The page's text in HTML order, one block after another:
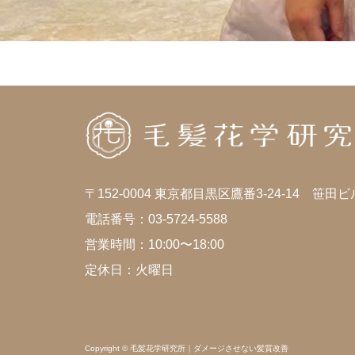
〒152-0004 東京都目黒区鷹番3-24-14 笹田ビ
電話番号：03-5724-5588
営業時間：10:00〜18:00
定休日：火曜日
Copyright © 毛髪花学研究所｜ダメージさせない髪質改善